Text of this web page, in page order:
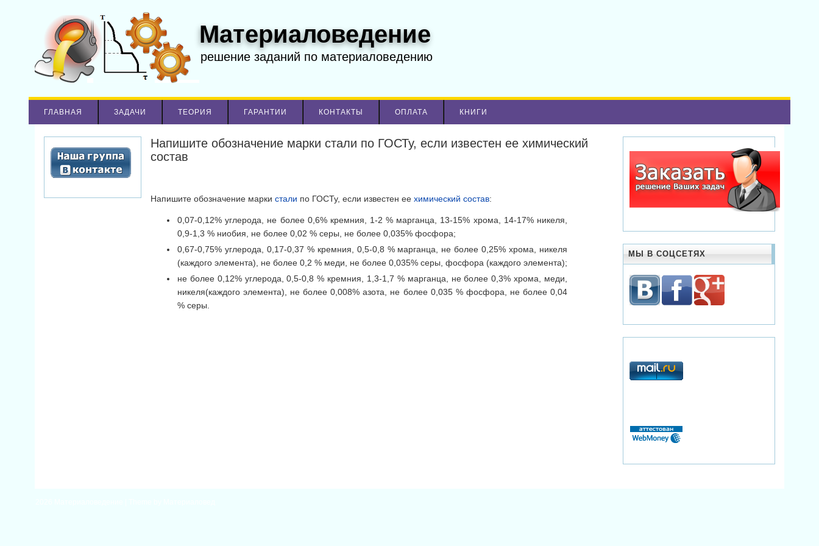
Материаловедение
решение заданий по материаловедению
ГЛАВНАЯ ЗАДАЧИ ТЕОРИЯ ГАРАНТИИ КОНТАКТЫ ОПЛАТА КНИГИ
Напишите обозначение марки стали по ГОСТу, если известен ее химический
состав
Напишите обозначение марки стали по ГОСТу, если известен ее химический состав:
0,07-0,12% углерода, не более 0,6% кремния, 1-2 % марганца, 13-15% хрома, 14-17% никеля,
0,9-1,3 % ниобия, не более 0,02 % серы, не более 0,035% фосфора;
0,67-0,75% углерода, 0,17-0,37 % кремния, 0,5-0,8 % марганца, не более 0,25% хрома, никеля
(каждого элемента), не более 0,2 % меди, не более 0,035% серы, фосфора (каждого элемента);
не более 0,12% углерода, 0,5-0,8 % кремния, 1,3-1,7 % марганца, не более 0,3% хрома, меди,
никеля(каждого элемента), не более 0,008% азота, не более 0,035 % фосфора, не более 0,04
% серы.
МЫ В СОЦСЕТЯХ